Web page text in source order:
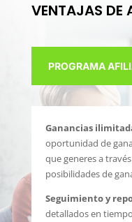
VENTAJAS DE
PROGRAMA
Ganancias
oportunidad de
que generes a
posibilidades de
Seguimiento y
detallados en